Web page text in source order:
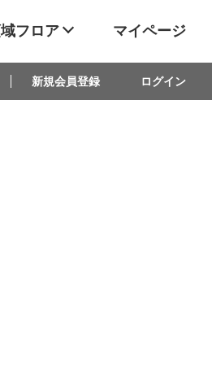
フロア マイページ
新規会員登録 ログイン